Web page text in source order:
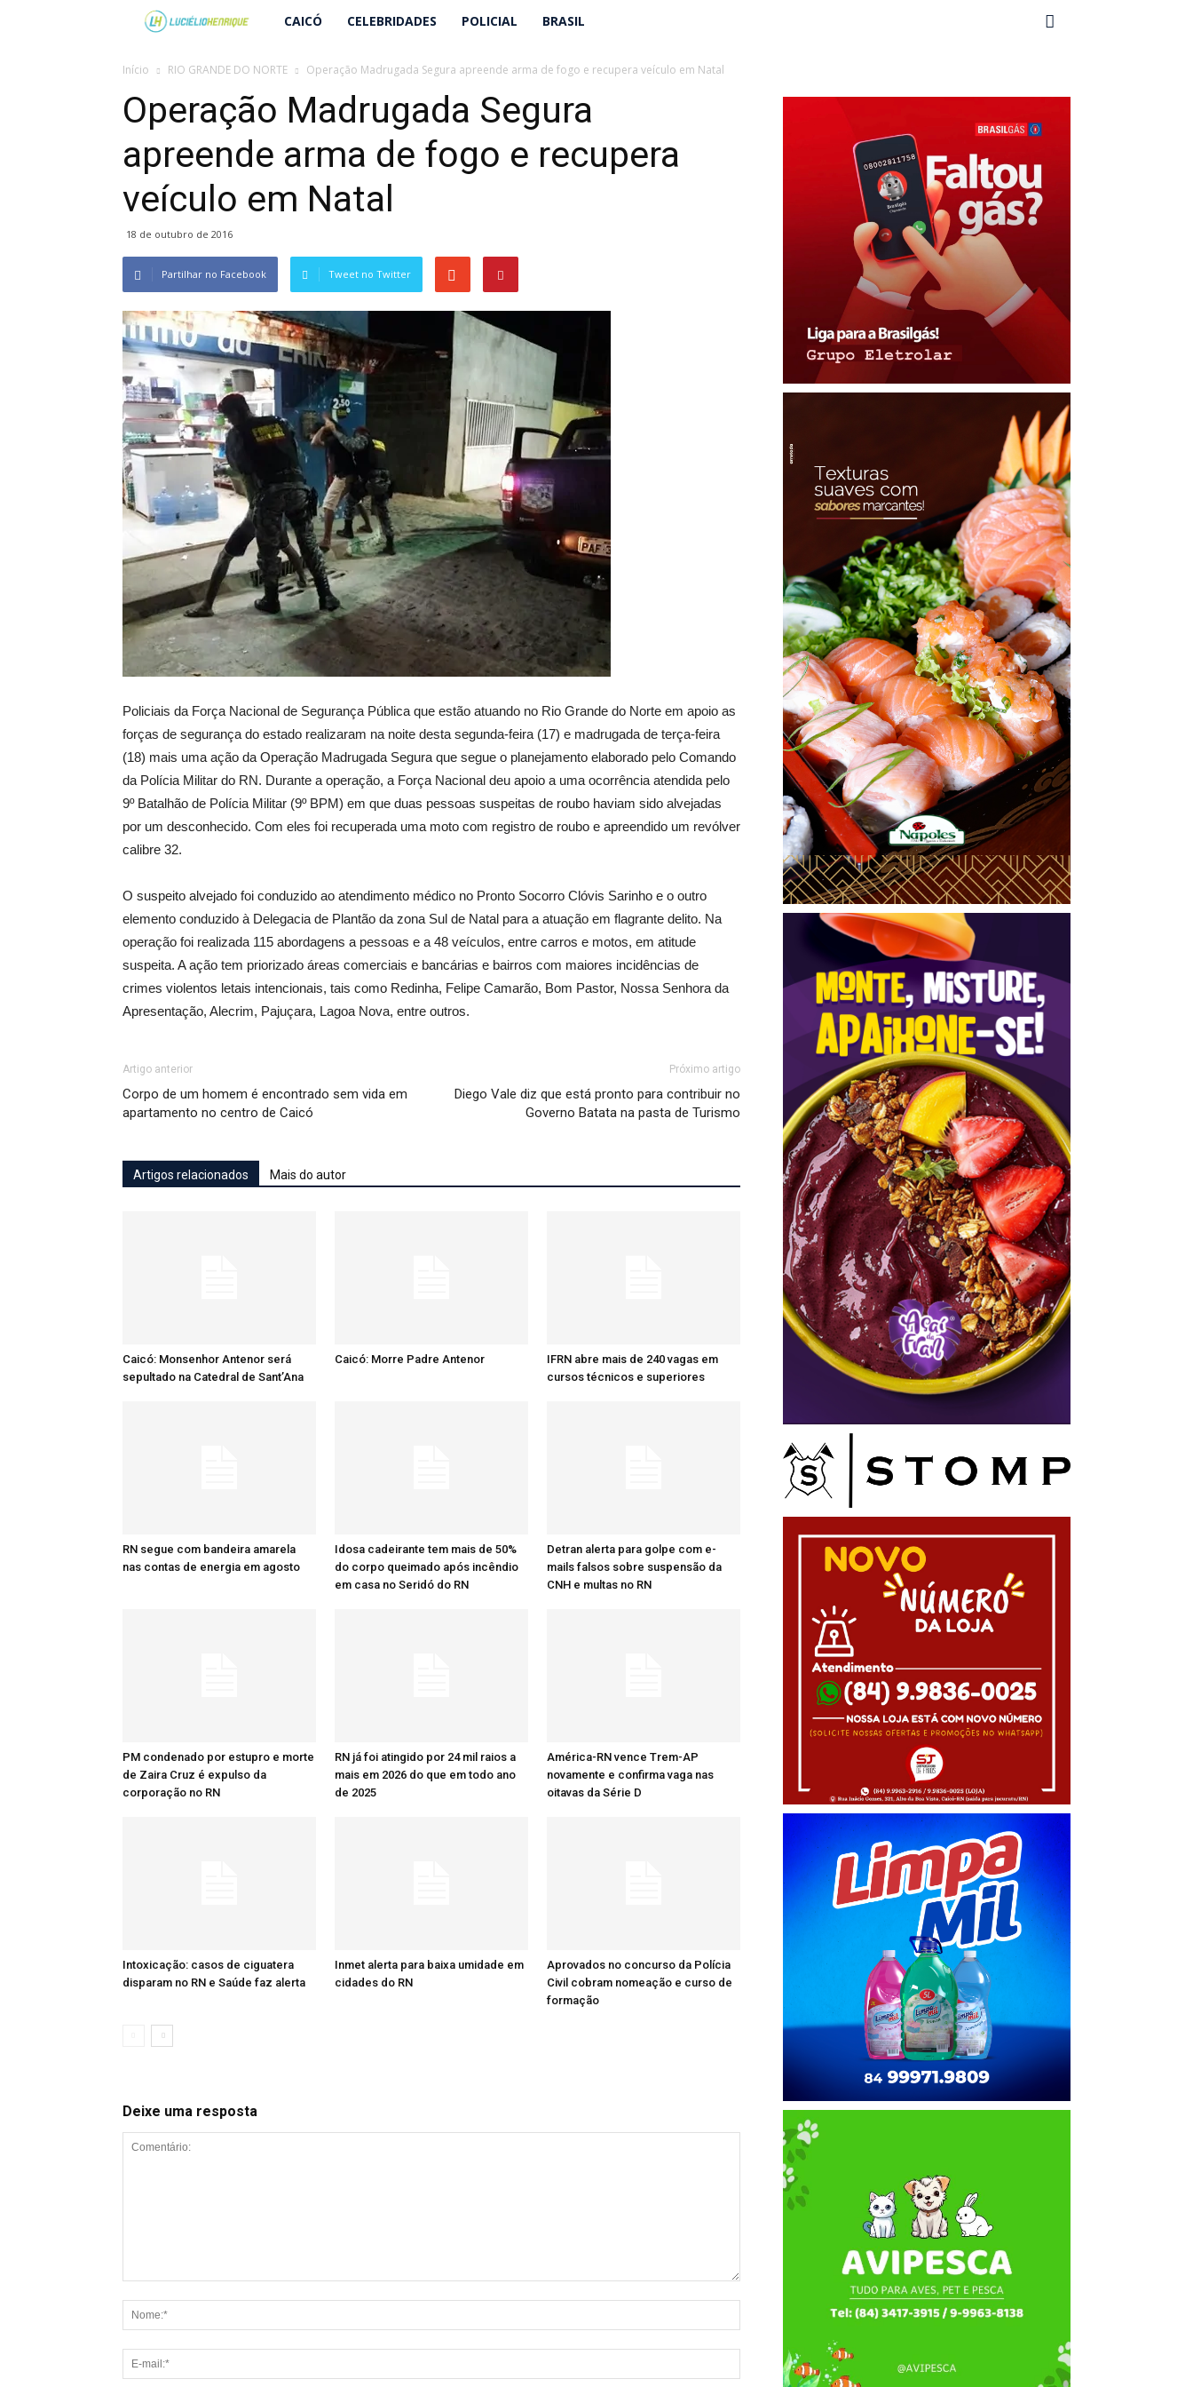
Lucielio
Henrique
CAICÓ CELEBRIDADES POLICIAL BRASIL
Início RIO GRANDE DO NORTE Operação Madrugada Segura apreende arma de fogo e recupera veículo em Natal
Operação Madrugada Segura
apreende arma de fogo e recupera
veículo em Natal
18 de outubro de 2016
Partilhar no Facebook Tweet no Twitter
Policiais da Força Nacional de Segurança Pública que estão atuando no Rio Grande do Norte em apoio as
forças de segurança do estado realizaram na noite desta segunda-feira (17) e madrugada de terça-feira
(18) mais uma ação da Operação Madrugada Segura que segue o planejamento elaborado pelo Comando
da Polícia Militar do RN. Durante a operação, a Força Nacional deu apoio a uma ocorrência atendida pelo
9º Batalhão de Polícia Militar (9º BPM) em que duas pessoas suspeitas de roubo haviam sido alvejadas
por um desconhecido. Com eles foi recuperada uma moto com registro de roubo e apreendido um revólver
calibre 32.
O suspeito alvejado foi conduzido ao atendimento médico no Pronto Socorro Clóvis Sarinho e o outro
elemento conduzido à Delegacia de Plantão da zona Sul de Natal para a atuação em flagrante delito. Na
operação foi realizada 115 abordagens a pessoas e a 48 veículos, entre carros e motos, em atitude
suspeita. A ação tem priorizado áreas comerciais e bancárias e bairros com maiores incidências de
crimes violentos letais intencionais, tais como Redinha, Felipe Camarão, Bom Pastor, Nossa Senhora da
Apresentação, Alecrim, Pajuçara, Lagoa Nova, entre outros.
Artigo anterior
Corpo de um homem é encontrado sem vida em
apartamento no centro de Caicó
Próximo artigo
Diego Vale diz que está pronto para contribuir no
Governo Batata na pasta de Turismo
Artigos relacionados Mais do autor
Caicó: Monsenhor Antenor será
sepultado na Catedral de Sant’Ana
Caicó: Morre Padre Antenor
IFRN abre mais de 240 vagas em
cursos técnicos e superiores
RN segue com bandeira amarela
nas contas de energia em agosto
Idosa cadeirante tem mais de 50%
do corpo queimado após incêndio
em casa no Seridó do RN
Detran alerta para golpe com e-
mails falsos sobre suspensão da
CNH e multas no RN
PM condenado por estupro e morte
de Zaira Cruz é expulso da
corporação no RN
RN já foi atingido por 24 mil raios a
mais em 2026 do que em todo ano
de 2025
América-RN vence Trem-AP
novamente e confirma vaga nas
oitavas da Série D
Intoxicação: casos de ciguatera
disparam no RN e Saúde faz alerta
Inmet alerta para baixa umidade em
cidades do RN
Aprovados no concurso da Polícia
Civil cobram nomeação e curso de
formação
Deixe uma resposta